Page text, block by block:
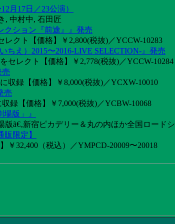
月17日／23公演）
, 中村中, 石田匠
クション『前途』』発売
クト【価格】￥2,800(税抜)／YCCW-10283
ちえ）2015〜2016-LIVE SELECTION-』発売
セレクト【価格】￥2,778(税抜)／YCCW-10284
売
収録【価格】￥8,000(税抜)／YCXW-10010
売
録【価格】￥7,000(税抜)／YCBW-10068
版」』
ã€‚新宿ピカデリー＆丸の内ほか全国ロード
限定】
32,400（税込）／YMPCD-20009〜20018